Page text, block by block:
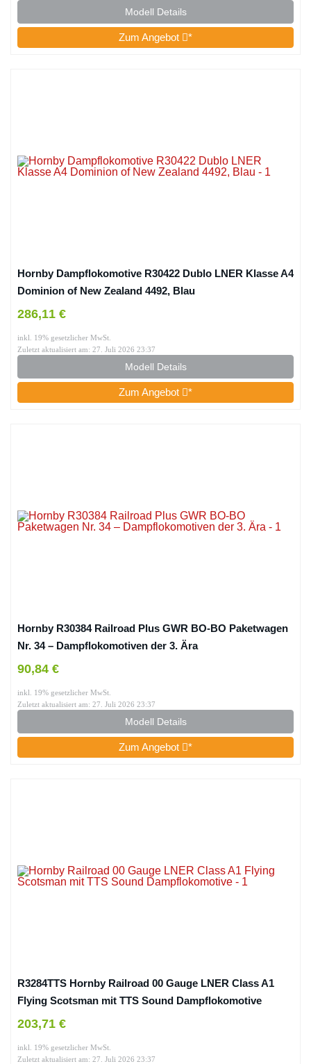
Modell Details
Zum Angebot *
Hornby Dampflokomotive R30422 Dublo LNER Klasse A4
Dominion of New Zealand 4492, Blau
286,11 €
inkl. 19% gesetzlicher MwSt.
Zuletzt aktualisiert am: 27. Juli 2026 23:37
Modell Details
Zum Angebot *
Hornby R30384 Railroad Plus GWR BO-BO Paketwagen
Nr. 34 – Dampflokomotiven der 3. Ära
90,84 €
inkl. 19% gesetzlicher MwSt.
Zuletzt aktualisiert am: 27. Juli 2026 23:37
Modell Details
Zum Angebot *
R3284TTS Hornby Railroad 00 Gauge LNER Class A1
Flying Scotsman mit TTS Sound Dampflokomotive
203,71 €
inkl. 19% gesetzlicher MwSt.
Zuletzt aktualisiert am: 27. Juli 2026 23:37